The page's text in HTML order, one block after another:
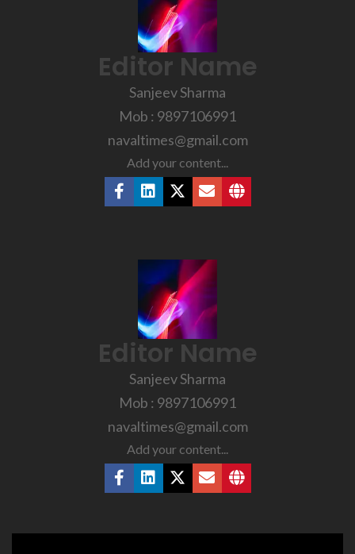
Editor Name
Sanjeev Sharma
Mob : 9897106991
navaltimes@gmail.com
Add your content...
Editor Name
Sanjeev Sharma
Mob : 9897106991
navaltimes@gmail.com
Add your content...